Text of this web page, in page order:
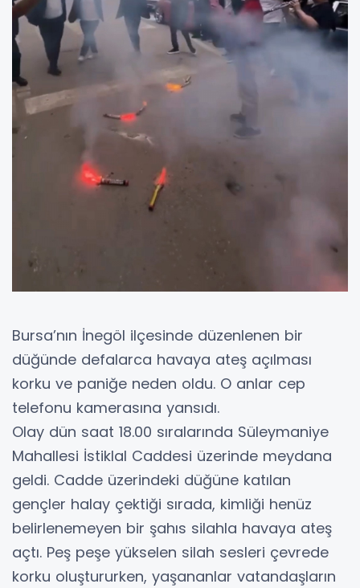
Bursa’nın İnegöl ilçesinde düzenlenen bir
düğünde defalarca havaya ateş açılması
korku ve paniğe neden oldu. O anlar cep
telefonu kamerasına yansıdı.
Olay dün saat 18.00 sıralarında Süleymaniye
Mahallesi İstiklal Caddesi üzerinde meydana
geldi. Cadde üzerindeki düğüne katılan
gençler halay çektiği sırada, kimliği henüz
belirlenemeyen bir şahıs silahla havaya ateş
açtı. Peş peşe yükselen silah sesleri çevrede
korku oluştururken, yaşananlar vatandaşların